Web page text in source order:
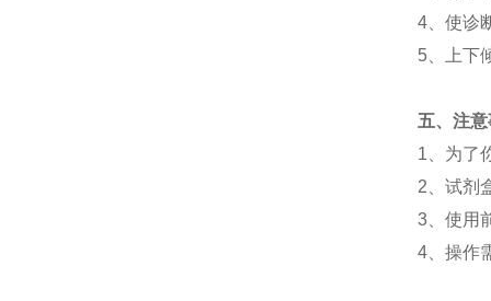
4、使诊
5、上下
五、注
1、为了
2、试剂
3、使用
4、 操作